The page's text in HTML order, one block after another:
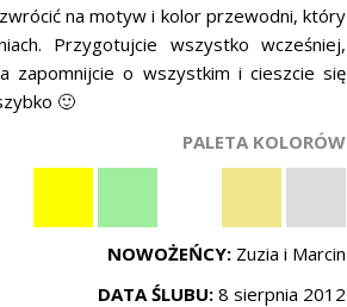
na motyw i kolor przewodni, który
Przygotujcie wszystko wcześniej,
zapomnijcie o wszystkim i cieszcie się
🙂
PALETA KOLORÓW
NOWOŻEŃCY: Zuzia i Marcin
DATA ŚLUBU: 8 sierpnia 2012